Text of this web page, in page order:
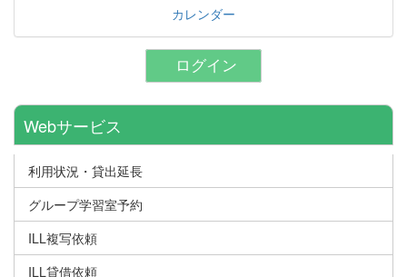
カレンダー
ログイン
Webサービス
利用状況・貸出延長
グループ学習室予約
ILL複写依頼
ILL貸借依頼